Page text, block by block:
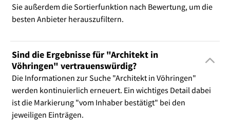
Sie außerdem die Sortierfunktion nach Bewertung, um die
besten Anbieter herauszufiltern.
Sind die Ergebnisse für "Architekt in
Vöhringen" vertrauenswürdig?
Die Informationen zur Suche "Architekt in Vöhringen"
werden kontinuierlich erneuert. Ein wichtiges Detail dabei
ist die Markierung "vom Inhaber bestätigt" bei den
jeweiligen Einträgen.